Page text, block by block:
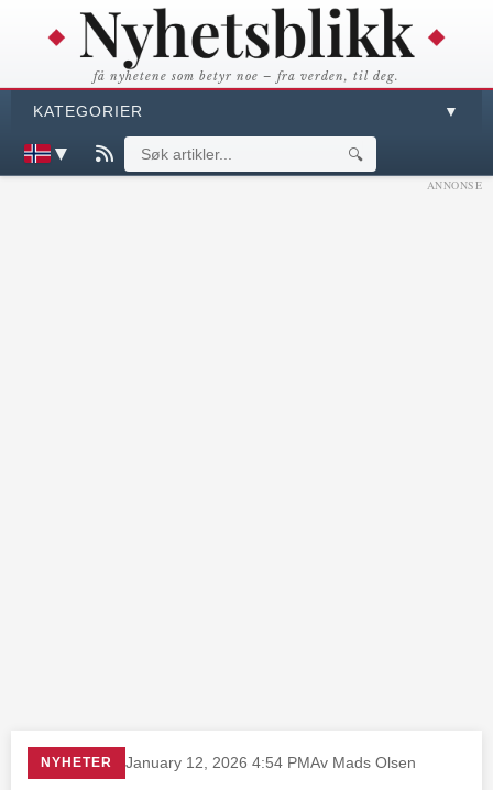
få nyhetene som betyr noe – fra verden, til deg.
KATEGORIER ▼
▼ 🔍
ANNONSE
NYHETER January 12, 2026 4:54 PMAv Mads Olsen